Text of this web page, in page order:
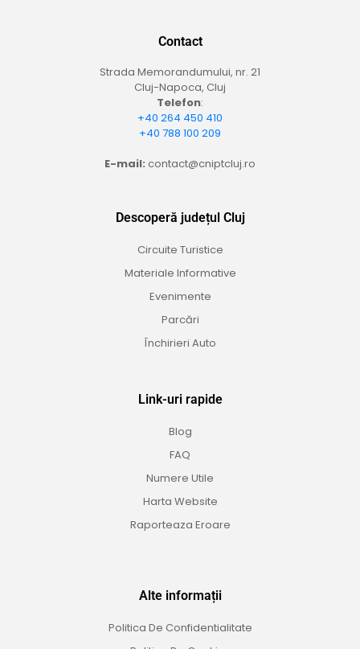
Contact
Strada Memorandumului, nr. 21
Cluj-Napoca, Cluj
Telefon:
+40 264 450 410
+40 788 100 209
E-mail: contact@cniptcluj.ro
Descoperă județul Cluj
Circuite Turistice
Materiale Informative
Evenimente
Parcări
Închirieri Auto
Link-uri rapide
Blog
FAQ
Numere Utile
Harta Website
Raporteaza Eroare
Alte informații
Politica De Confidentialitate